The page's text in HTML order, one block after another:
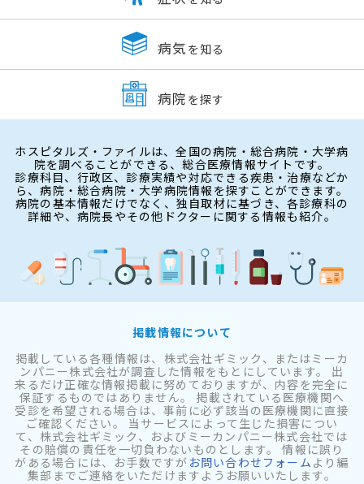
病気 を知る
病院 を探す
ホスピタルズ・ファイルは、全国の病院・総合病院・大学病
院を調べることができる、総合医療情報サイトです。
診療科目、行政区、診療実績や対応できる疾患・治療などか
ら、病院・総合病院・大学病院情報を探すことができます。
病院の基本情報だけでなく、独自取材に基づき、各診療科の
詳細や、病院長やその他ドクターに関する情報も紹介。
掲載情報について
掲載している各種情報は、株式会社ギミック、またはミーカ
ンパニー株式会社が調査した情報をもとにしています。 出
来るだけ正確な情報掲載に努めておりますが、内容を完全に
保証するものではありません。 掲載されている医療機関へ
受診を希望される場合は、事前に必ず該当の医療機関に直接
ご確認ください。 当サービスによって生じた損害につい
て、株式会社ギミック、およびミーカンパニー株式会社では
その賠償の責任を一切負わないものとします。 情報に誤り
がある場合には、お手数ですが お問い合わせフォーム より編
集部までご連絡をいただけますようお願いいたします。